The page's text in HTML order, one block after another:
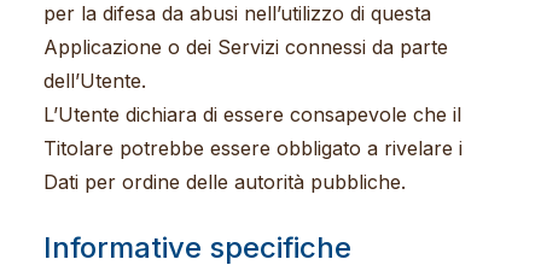
per la difesa da abusi nell’utilizzo di questa
Applicazione o dei Servizi connessi da parte
dell’Utente.
L’Utente dichiara di essere consapevole che il
Titolare potrebbe essere obbligato a rivelare i
Dati per ordine delle autorità pubbliche.
Informative specifiche